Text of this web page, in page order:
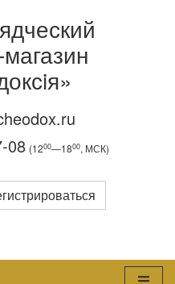
08 (1200—1800, МСК)